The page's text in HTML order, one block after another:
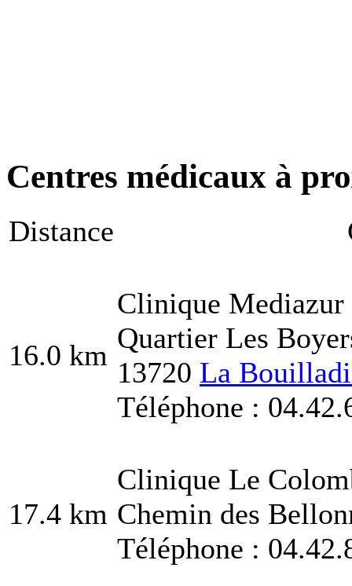
Centres médicaux à
Distance
16.0 km
Clinique Mediazur
Quartier Les
13720 La
Téléphone :
17.4 km
Clinique Le
Chemin des
Téléphone :